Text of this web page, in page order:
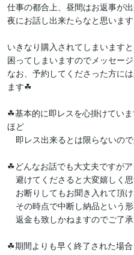
仕事の都合上、昼間はお返事が
夜にお話し出来たらなと思います
いきなり購入されてしまいますと
困ってしまいますのでメッセー
なお、予約してくださった方に
ます☘
☘基本的に即レスを心掛けてい
ほど
即レス出来るとは限らないの
☘どんなお話でも大丈夫ですが
避けてくださると大変嬉しく
お断りしてもお聞き入れて頂
その時点で中断し納品という
返金も致しかねますのでご了
☘期間よりも早く終了された場